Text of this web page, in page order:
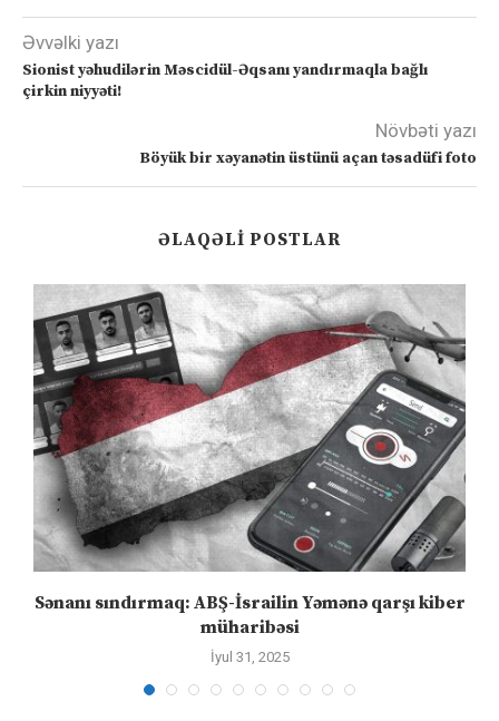
Əvvəlki yazı
Sionist yəhudilərin Məscidül-Əqsanı yandırmaqla bağlı
çirkin niyyəti!
Növbəti yazı
Böyük bir xəyanətin üstünü açan təsadüfi foto
ƏLAQƏLI POSTLAR
Sənanı sındırmaq: ABŞ-İsrailin Yəmənə qarşı kiber
müharibəsi
İyul 31, 2025